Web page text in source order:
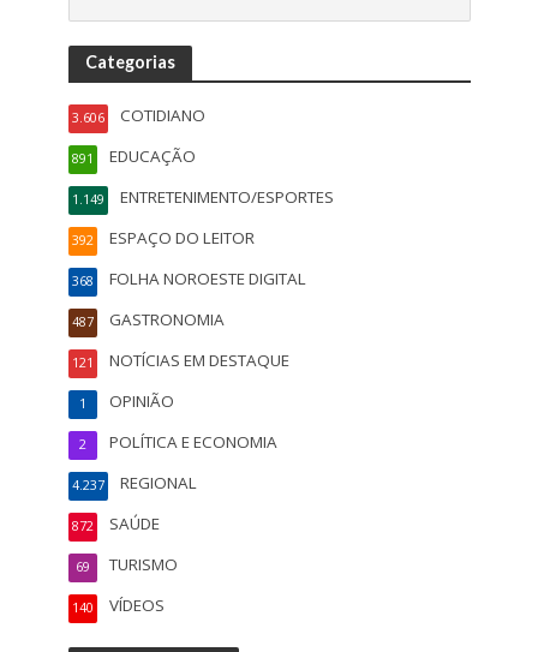
Categorias
COTIDIANO
3.606
EDUCAÇÃO
891
ENTRETENIMENTO/ESPORTES
1.149
ESPAÇO DO LEITOR
392
FOLHA NOROESTE DIGITAL
368
GASTRONOMIA
487
NOTÍCIAS EM DESTAQUE
121
OPINIÃO
1
POLÍTICA E ECONOMIA
2
REGIONAL
4.237
SAÚDE
872
TURISMO
69
VÍDEOS
140